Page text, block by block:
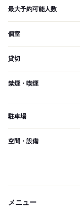
最大予約可能人数
個室
貸切
禁煙・喫煙
駐車場
空間・設備
メニュー